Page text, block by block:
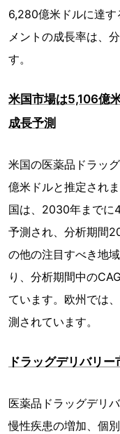
6,280億米ドルに達
メントの成長率は、
す。
米国市場は5,106億
成長予測
米国の医薬品ドラッ
億米ドルと推定され
国は、2030年までに
予測され、分析期間
の他の注目すべき地
り、分析期間中の
ています。欧州では
測されています。
ドラッグデリバリ
医薬品ドラッグデリ
慢性疾患の増加、個